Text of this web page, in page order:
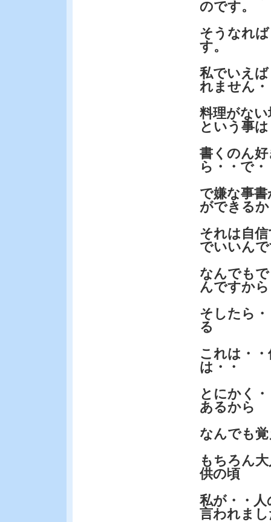
のです。
そうなれ
す。
私でいえ
れません・
料理がな
という事は
書くのん
ら・・で
で嫌な事
ができる
それは自
でいいん
なんでも
んですか
そしたら
る
これは・
は・・
とにかく
あるから
なんでも
もちろん
供の頃
私が・・
言われま